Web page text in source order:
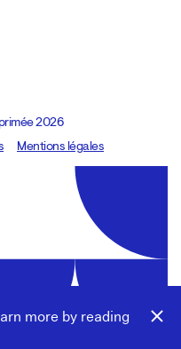
more by reading
2026
Mentions légales